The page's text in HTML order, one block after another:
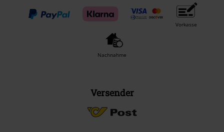
Vorkasse
Nachnahme
Versender